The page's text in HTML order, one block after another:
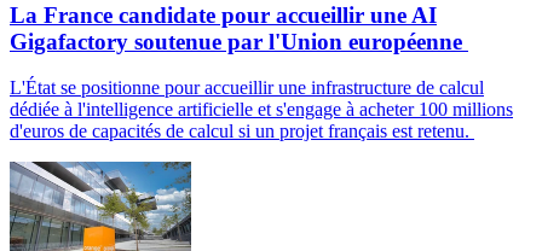
La France candidate pour accueillir une AI
Gigafactory soutenue par l'Union européenne
L'État se positionne pour accueillir une infrastructure de calcul
dédiée à l'intelligence artificielle et s'engage à acheter 100 millions
d'euros de capacités de calcul si un projet français est retenu.